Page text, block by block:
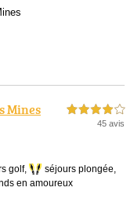
Mines 4,0 étoiles sur 5
45 avis
golf, séjours plongée
en amoureux